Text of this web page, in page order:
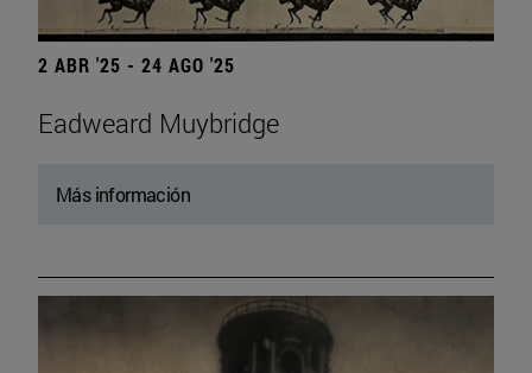
2 ABR '25 - 24 AGO '25
Eadweard Muybridge
Más información